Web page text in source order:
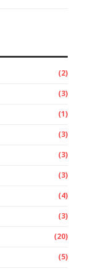
(2)
(3)
(1)
(3)
(3)
(3)
(4)
(3)
(20)
(5)